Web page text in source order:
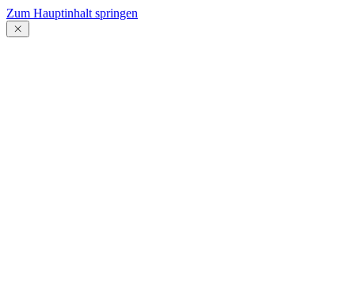
Zum Hauptinhalt springen
Menü
schließen